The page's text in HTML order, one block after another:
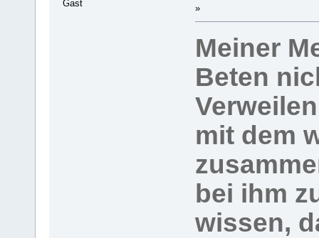
Gast
»
Meiner
Beten
mit dem
bei ihm
wissen,